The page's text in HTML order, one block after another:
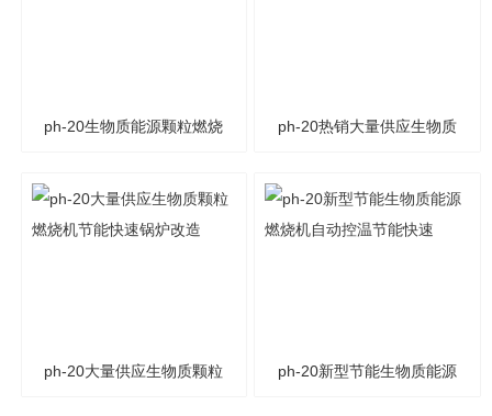
ph-20生物质能源颗粒燃烧 ph-20热销大量供应生物质
ph-20大量供应生物质颗粒 ph-20新型节能生物质能源